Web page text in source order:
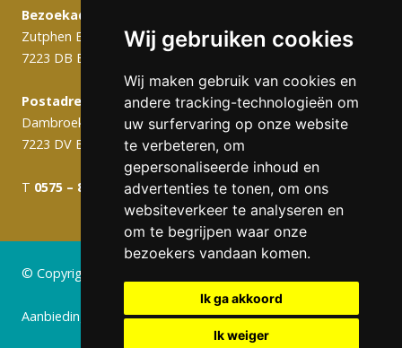
Wij gebruiken cookies
Wij maken gebruik van cookies en
andere tracking-technologieën om
uw surfervaring op onze website
te verbeteren, om
gepersonaliseerde inhoud en
advertenties te tonen, om ons
websiteverkeer te analyseren en
om te begrijpen waar onze
bezoekers vandaan komen.
Ik ga akkoord
Ik weiger
Bezoekadres:
Zutphen Emmerikseweg 103C
7223 DB Baak
Postadres (werkplaats):
Dambroek 10A
7223 DV Baak
T 0575 – 820 988 info@gerritsengrafmonumenten.nl
© Copyright 2024 Gerritsen Grafmonumenten
Aanbiedingen